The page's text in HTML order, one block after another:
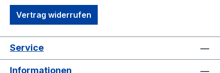
Vertrag widerrufen
Service
Informationen